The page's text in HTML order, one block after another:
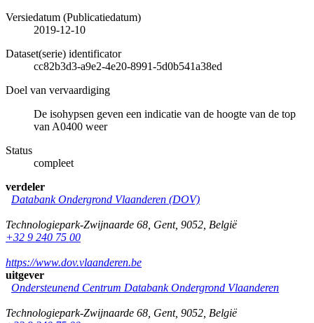
Versiedatum (Publicatiedatum)
2019-12-10
Dataset(serie) identificator
cc82b3d3-a9e2-4e20-8991-5d0b541a38ed
Doel van vervaardiging
De isohypsen geven een indicatie van de hoogte van de top
van A0400 weer
Status
compleet
verdeler
Databank Ondergrond Vlaanderen (DOV)
Technologiepark-Zwijnaarde 68 Gent, 9052 België
+32 9 240 75 00
https://www.dov.vlaanderen.be
uitgever
Ondersteunend Centrum Databank Ondergrond Vlaanderen
Technologiepark-Zwijnaarde 68 Gent, 9052 België